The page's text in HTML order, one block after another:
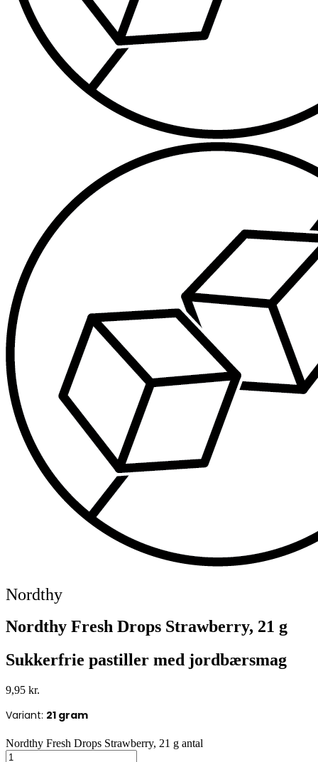
Nordthy
Nordthy Fresh Drops Strawberry, 21 g
Sukkerfrie pastiller med jordbærsmag
9,95 kr.
Variant: 21 gram
Nordthy Fresh Drops Strawberry, 21 g antal